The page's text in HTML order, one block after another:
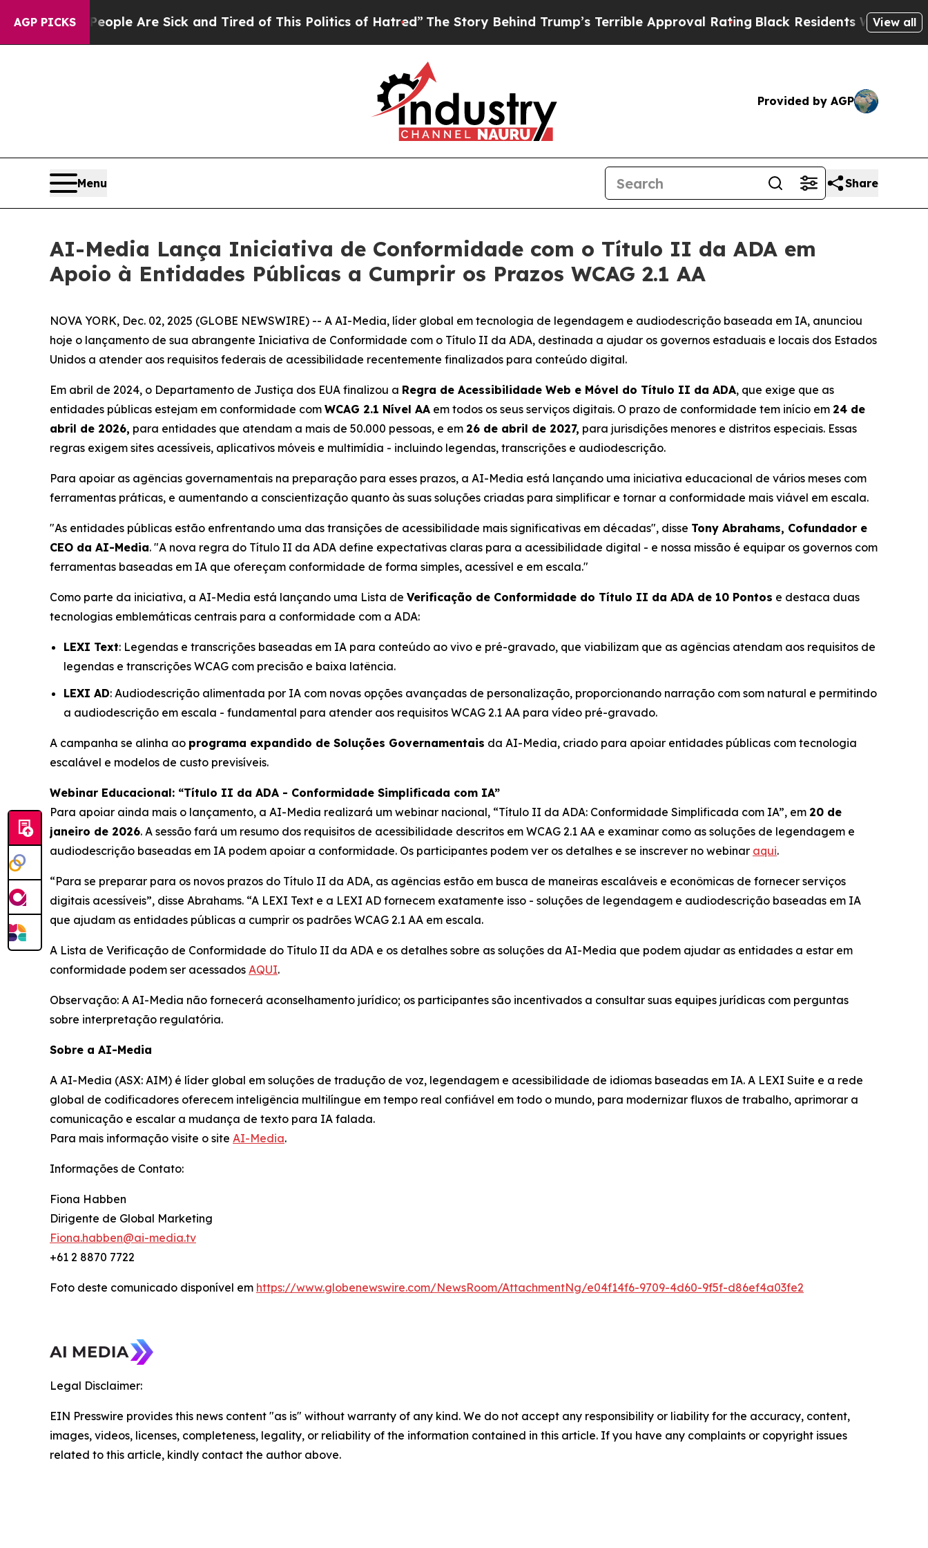
AGP PICKS
“People Are Sick and Tired of This Politics of Hatred”The Story Behind Trump’s Terrible Approval Rating Black Residents Warned ofView all
Provided by AGP
Menu Share
AI-Media Lança Iniciativa de Conformidade com o Título II da ADA em
Apoio à Entidades Públicas a Cumprir os Prazos WCAG 2.1 AA
NOVA YORK, Dec. 02, 2025 (GLOBE NEWSWIRE) -- A AI-Media, líder global em tecnologia de legendagem e audiodescrição baseada em IA, anunciou
hoje o lançamento de sua abrangente Iniciativa de Conformidade com o Título II da ADA, destinada a ajudar os governos estaduais e locais dos Estados
Unidos a atender aos requisitos federais de acessibilidade recentemente finalizados para conteúdo digital.
Em abril de 2024, o Departamento de Justiça dos EUA finalizou a Regra de Acessibilidade Web e Móvel do Título II da ADA, que exige que as
entidades públicas estejam em conformidade com WCAG 2.1 Nível AA em todos os seus serviços digitais. O prazo de conformidade tem início em 24 de
abril de 2026, para entidades que atendam a mais de 50.000 pessoas, e em 26 de abril de 2027, para jurisdições menores e distritos especiais. Essas
regras exigem sites acessíveis, aplicativos móveis e multimídia - incluindo legendas, transcrições e audiodescrição.
Para apoiar as agências governamentais na preparação para esses prazos, a AI-Media está lançando uma iniciativa educacional de vários meses com
ferramentas práticas, e aumentando a conscientização quanto às suas soluções criadas para simplificar e tornar a conformidade mais viável em escala.
"As entidades públicas estão enfrentando uma das transições de acessibilidade mais significativas em décadas", disse Tony Abrahams, Cofundador e
CEO da AI-Media. "A nova regra do Título II da ADA define expectativas claras para a acessibilidade digital - e nossa missão é equipar os governos com
ferramentas baseadas em IA que ofereçam conformidade de forma simples, acessível e em escala."
Como parte da iniciativa, a AI-Media está lançando uma Lista de Verificação de Conformidade do Título II da ADA de 10 Pontos e destaca duas
tecnologias emblemáticas centrais para a conformidade com a ADA:
LEXI Text: Legendas e transcrições baseadas em IA para conteúdo ao vivo e pré-gravado, que viabilizam que as agências atendam aos requisitos de
legendas e transcrições WCAG com precisão e baixa latência.
LEXI AD: Audiodescrição alimentada por IA com novas opções avançadas de personalização, proporcionando narração com som natural e permitindo
a audiodescrição em escala - fundamental para atender aos requisitos WCAG 2.1 AA para vídeo pré-gravado.
A campanha se alinha ao programa expandido de Soluções Governamentais da AI-Media, criado para apoiar entidades públicas com tecnologia
escalável e modelos de custo previsíveis.
Webinar Educacional: “Título II da ADA - Conformidade Simplificada com IA”
Para apoiar ainda mais o lançamento, a AI-Media realizará um webinar nacional, “Título II da ADA: Conformidade Simplificada com IA”, em 20 de
janeiro de 2026. A sessão fará um resumo dos requisitos de acessibilidade descritos em WCAG 2.1 AA e examinar como as soluções de legendagem e
audiodescrição baseadas em IA podem apoiar a conformidade. Os participantes podem ver os detalhes e se inscrever no webinar aqui.
“Para se preparar para os novos prazos do Título II da ADA, as agências estão em busca de maneiras escaláveis e econômicas de fornecer serviços
digitais acessíveis”, disse Abrahams. “A LEXI Text e a LEXI AD fornecem exatamente isso - soluções de legendagem e audiodescrição baseadas em IA
que ajudam as entidades públicas a cumprir os padrões WCAG 2.1 AA em escala.
A Lista de Verificação de Conformidade do Título II da ADA e os detalhes sobre as soluções da AI-Media que podem ajudar as entidades a estar em
conformidade podem ser acessados AQUI.
Observação: A AI-Media não fornecerá aconselhamento jurídico; os participantes são incentivados a consultar suas equipes jurídicas com perguntas
sobre interpretação regulatória.
Sobre a AI-Media
A AI-Media (ASX: AIM) é líder global em soluções de tradução de voz, legendagem e acessibilidade de idiomas baseadas em IA. A LEXI Suite e a rede
global de codificadores oferecem inteligência multilíngue em tempo real confiável em todo o mundo, para modernizar fluxos de trabalho, aprimorar a
comunicação e escalar a mudança de texto para IA falada.
Para mais informação visite o site AI-Media.
Informações de Contato:
Fiona Habben
Dirigente de Global Marketing
Fiona.habben@ai-media.tv
+61 2 8870 7722
Foto deste comunicado disponível em https://www.globenewswire.com/NewsRoom/AttachmentNg/e04f14f6-9709-4d60-9f5f-d86ef4a03fe2
Legal Disclaimer:
EIN Presswire provides this news content "as is" without warranty of any kind. We do not accept any responsibility or liability for the accuracy, content,
images, videos, licenses, completeness, legality, or reliability of the information contained in this article. If you have any complaints or copyright issues
related to this article, kindly contact the author above.